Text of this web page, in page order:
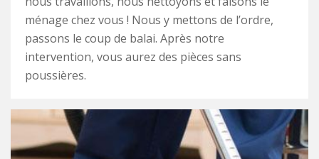
ménage chez vous ! Nous y mettons de l’ordre,
passons le coup de balai. Après notre
intervention, vous aurez des pièces sans
poussières.